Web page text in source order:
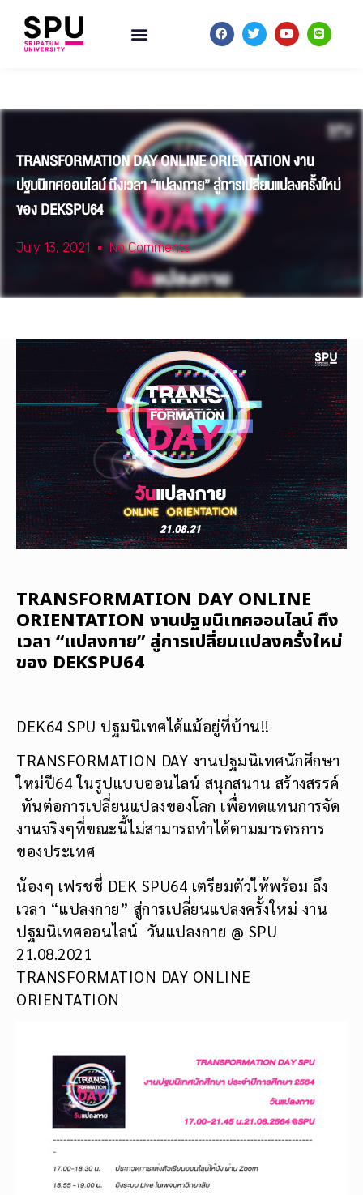
TRANSFORMATION DAY ONLINE ORIENTATION งาน
ปฐมนิเทศออนไลน์ ถึงเวลา “แปลงกาย” สู่การเปลี่ยนแปลงครั้งใหม่
ของ DEKSPU64
July 13, 2021 No Comments
TRANSFORMATION DAY ONLINE
ORIENTATION งานปฐมนิเทศออนไลน์ ถึง
เวลา “แปลงกาย” สู่การเปลี่ยนแปลงครั้งใหม่
ของ DEKSPU64
DEK64 SPU ปฐมนิเทศได้แม้อยู่ที่บ้าน!!
TRANSFORMATION DAY งานปฐมนิเทศนักศึกษา
ใหม่ปี64 ในรูปแบบออนไลน์ สนุกสนาน สร้างสรรค์
ทันต่อการเปลี่ยนแปลงของโลก เพื่อทดแทนการจัด
งานจริงๆที่ขณะนี้ไม่สามารถทำได้ตามมารตรการ
ของประเทศ
น้องๆ เฟรชชี่ DEK SPU64 เตรียมตัวให้พร้อม ถึง
เวลา “แปลงกาย” สู่การเปลี่ยนแปลงครั้งใหม่ งาน
ปฐมนิเทศออนไลน์ วันแปลงกาย @ SPU
21.08.2021
TRANSFORMATION DAY ONLINE
ORIENTATION